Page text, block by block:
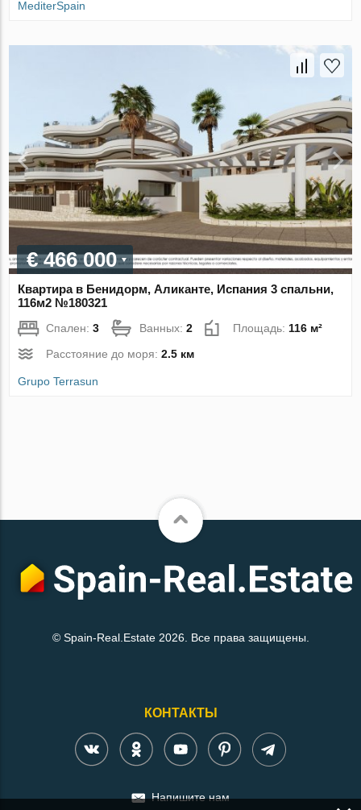
MediterSpain
€ 466 000
Квартира в Бенидорм, Аликанте, Испания 3 спальни,
116м2 №180321
Спален:3 Ванных:2 Площадь: 116 м²
Расстояние до моря:2.5 км
Grupo Terrasun
© Spain-Real.Estate 2026. Все права защищены.
КОНТАКТЫ
Напишите нам